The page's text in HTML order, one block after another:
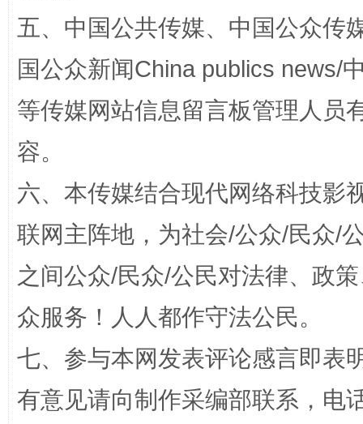
如何以同查同治破解风腐交织难题 养老服
五、中国公共传媒、中国公众传
国公众新闻China publics news/
等传媒网站信息留言板管理人员
容。
六、本传媒结合现代网络科技影
联网主阵地，为社会/公众/民众/
之间公众/民众/公民对法律、政
众服务！人人都作守法公民。
七、参与本网发表评论感言即表
有意见请向制作采编部联系，电